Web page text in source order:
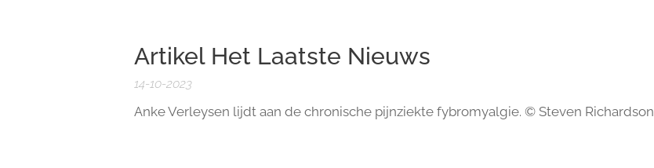
Artikel Het Laatste Nieuws
14-10-2023
Anke Verleysen lijdt aan de chronische pijnziekte fybromyalgie. © Steven Richardson